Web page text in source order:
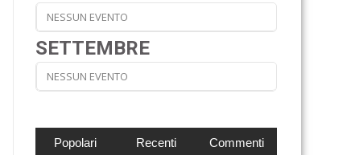
NESSUN EVENTO
SETTEMBRE
NESSUN EVENTO
Popolari Recenti Commenti